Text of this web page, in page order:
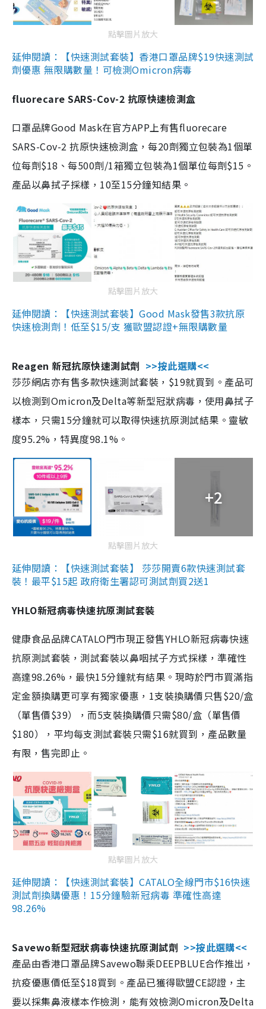
點擊圖片放大
延伸閱讀：【快速測試套裝】香港口罩品牌$19快速測試
劑優惠 無限購數量！可檢測Omicron病毒
fluorecare SARS-Cov-2 抗原快速檢測盒
口罩品牌Good Mask在官方APP上有售fluorecare
SARS-Cov-2 抗原快速檢測盒，每20劑獨立包裝為1個單
位每劑$18、每500劑/1箱獨立包裝為1個單位每劑$15。
產品以鼻拭子採樣，10至15分鐘知結果。
點擊圖片放大
延伸閱讀：【快速測試套裝】Good Mask發售3款抗原
快速檢測劑！低至$15/支 獲歐盟認證+無限購數量
Reagen 新冠抗原快速測試劑 >>按此選購<<
莎莎網店亦有售多款快速測試套裝，$19就買到。產品可
以檢測到Omicron及Delta等新型冠狀病毒，使用鼻拭子
樣本，只需15分鐘就可以取得快速抗原測試結果。靈敏
度95.2%，特異度98.1%。
+2
點擊圖片放大
延伸閱讀：【快速測試套裝】 莎莎開賣6款快速測試套
裝！最平$15起 政府衛生署認可測試劑買2送1
YHLO新冠病毒快速抗原測試套裝
健康食品品牌CATALO門市現正發售YHLO新冠病毒快速
抗原測試套裝，測試套裝以鼻咽拭子方式採樣，準確性
高達98.26%，最快15分鐘就有結果。現時於門市買滿指
定金額換購更可享有獨家優惠，1支裝換購價只售$20/盒
（單售價$39），而5支裝換購價只需$80/盒（單售價
$180），平均每支測試套裝只需$16就買到，產品數量
有限，售完即止。
點擊圖片放大
延伸閱讀：【快速測試套裝】CATALO全線門市$16快速
測試劑換購優惠！15分鐘驗新冠病毒 準確性高達
98.26%
Savewo新型冠狀病毒快速抗原測試劑 >>按此選購<<
產品由香港口罩品牌Savewo聯乘DEEPBLUE合作推出，
抗疫優惠價低至$18買到。產品已獲得歐盟CE認證，主
要以採集鼻液樣本作檢測，能有效檢測Omicron及Delta